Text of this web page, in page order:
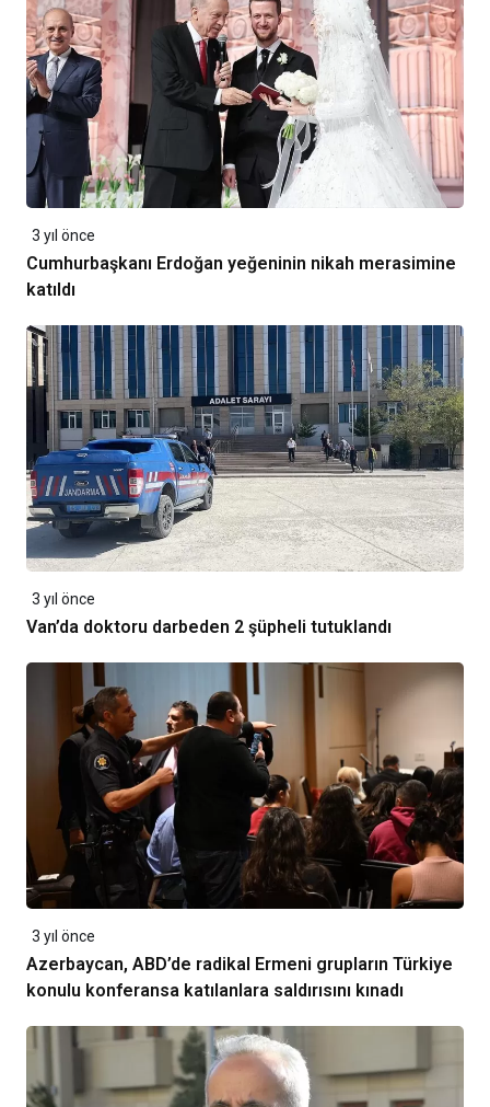
3 yıl önce
Cumhurbaşkanı Erdoğan yeğeninin nikah merasimine
katıldı
3 yıl önce
Van’da doktoru darbeden 2 şüpheli tutuklandı
3 yıl önce
Azerbaycan, ABD’de radikal Ermeni grupların Türkiye
konulu konferansa katılanlara saldırısını kınadı